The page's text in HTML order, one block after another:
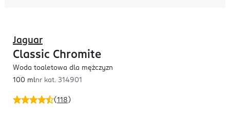
(118 )
Jaguar
Classic Chromite
Woda toaletowa dla mężczyzn
100 mlnr kat. 314901